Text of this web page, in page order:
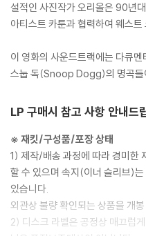
설적인 사진작가 오리올은 90년
아티스트 카툰과 협력하여 웨스
이 영화의 사운드트랙에는 다큐
스눕 독(Snoop Dogg)의 명곡들
LP 구매시 참고 사항 안내드
※ 재킷/구성품/포장 상태
1) 제작/배송 과정에 따라 경미한
할 수 있으며 속지(이너 슬리브)
있습니다.
외관상 불량 확인되는 상품을 개
2) 디스크 라벨은 공정상 매끄럽